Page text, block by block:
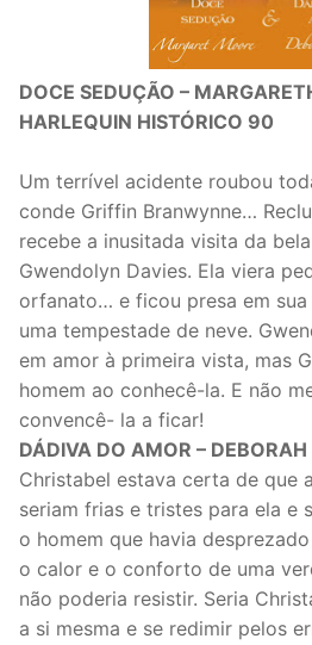
DOCE SEDUÇÃO –
HARLEQUIN HISTÓRICO 90
Um terrível acidente roubou
conde Griffin Branwynne…
recebe a inusitada visita da
Gwendolyn Davies. Ela viera
orfanato… e ficou presa em
uma tempestade de neve.
em amor à primeira vista, mas
homem ao conhecê-la. E não
convencê- la a ficar!
DÁDIVA DO AMOR – DEBORAH
Christabel estava certa de que
seriam frias e tristes para ela e
o homem que havia
o calor e o conforto de uma
não poderia resistir. Seria
a si mesma e se redimir pelos